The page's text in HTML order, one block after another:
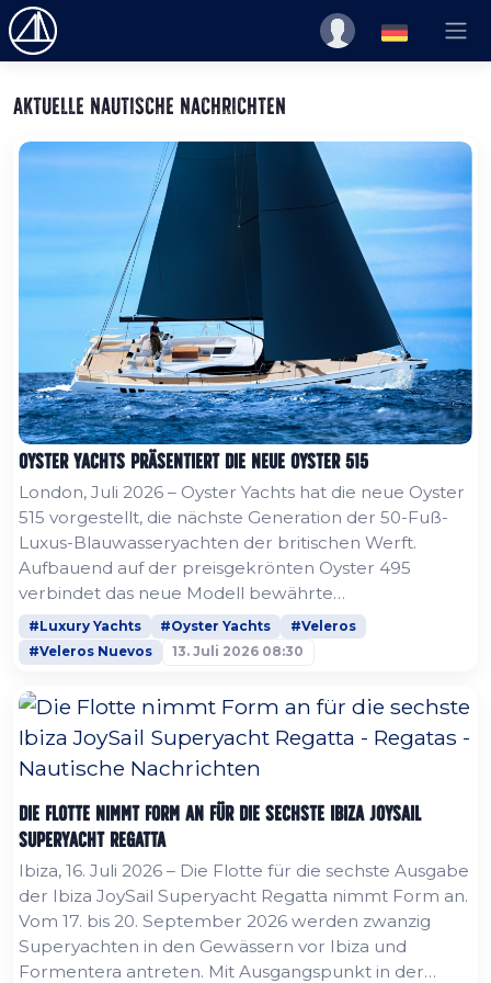
Aktuelle nautische Nachrichten
Oyster Yachts präsentiert die neue Oyster 515
London, Juli 2026 – Oyster Yachts hat die neue Oyster
515 vorgestellt, die nächste Generation der 50-Fuß-
Luxus-Blauwasseryachten der britischen Werft.
Aufbauend auf der preisgekrönten Oyster 495
verbindet das neue Modell bewährte
Hochseetauglichkeit mit mehr Innenraumvolumen,
einer größeren Segelfläche, zeitgemäßem Design
und einem vollständig neu gestalteten, von
Superyachten inspirierten Achterdeck. Die Oyster 515
wurde in Zusammenarbeit mit Humphreys Yacht
Design und...
#Luxury Yachts #Oyster Yachts
#Veleros
#Veleros Nuevos
13. Juli 2026 08:30
Die Flotte nimmt Form an für die sechste Ibiza JoySail
Superyacht Regatta
Ibiza, 16. Juli 2026 – Die Flotte für die sechste Ausgabe
der Ibiza JoySail Superyacht Regatta nimmt Form an.
Vom 17. bis 20. September 2026 werden zwanzig
Superyachten in den Gewässern vor Ibiza und
Formentera antreten. Mit Ausgangspunkt in der